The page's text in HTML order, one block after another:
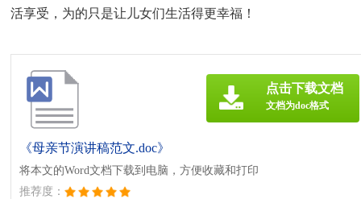
活享受，为的只是让儿女们生活得更幸福！
《母亲节演讲稿范文.doc》
将本文的Word文档下载到电脑，方便收藏和打印
推荐度：
点击下载文档
文档为doc格式